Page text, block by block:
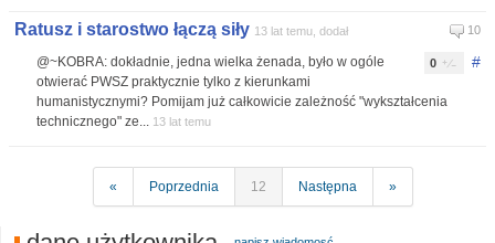
Ratusz i starostwo łączą siły 13 lat temu, dodał 10
#
0
@~KOBRA: dokładnie, jedna wielka żenada, było w ogóle
otwierać PWSZ praktycznie tylko z kierunkami
humanistycznymi? Pomijam już całkowicie zależność "wykształcenia
technicznego" ze... 13 lat temu
« Poprzednia 12 Następna »